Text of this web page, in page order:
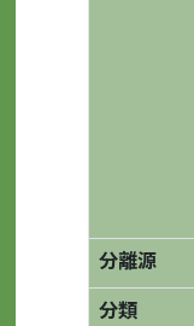
分離源
分類